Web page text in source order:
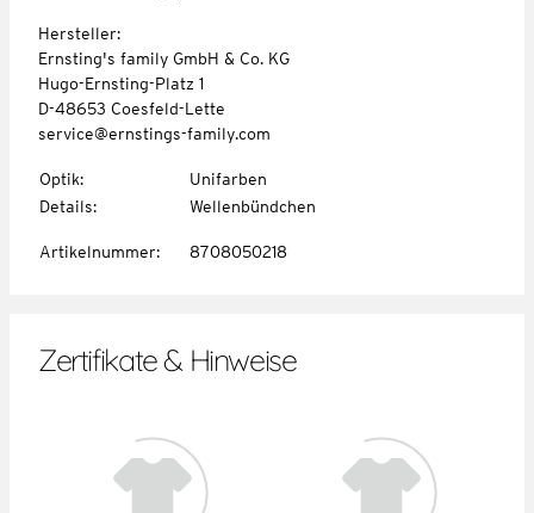
Hersteller:
Ernsting's family GmbH & Co. KG
Hugo-Ernsting-Platz 1
D-48653 Coesfeld-Lette
service@ernstings-family.com
Optik:
Unifarben
Details: Wellenbündchen
Artikelnummer: 8708050218
Zertifikate & Hinweise